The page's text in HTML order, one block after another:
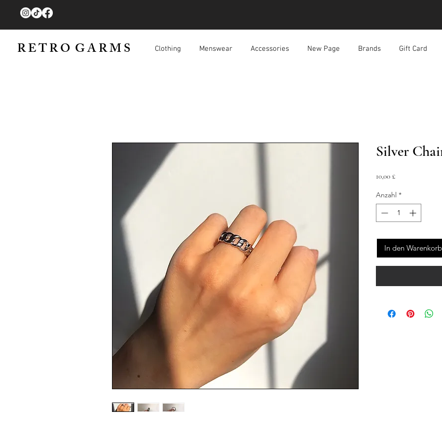
R E T R O G A R M S Clothing Menswear Accessories New Page Brands Gift Card
Silver
10,00 £Preis
Anzahl *
In den Warenkorb